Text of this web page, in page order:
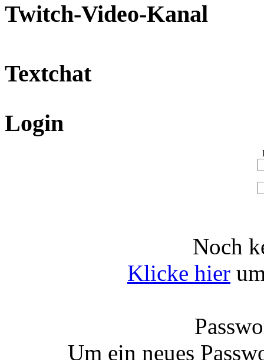
Twitch-Video-Kanal
Textchat
Login
Noch
Klicke hier
Um ein neues